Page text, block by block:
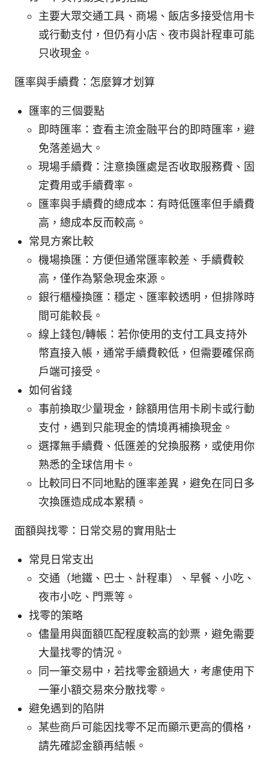
主要大眾交通工具、商場、飯店多接受信用卡
或行動支付，但仍有小店、夜市與計程車可能
只收現金。
匯率與手續費：怎麼算才划算
匯率的三個要點
即時匯率：查看主流金融平台的即時匯率，避
免落差過大。
現場手續費：注意換匯處是否收取服務費、固
定費用或手續費率。
匯率與手續費的總成本：有時低匯率但手續費
高，總成本反而較高。
常見方案比較
機場換匯：方便但通常匯率較差、手續費較
高，僅作為緊急現金來源。
銀行櫃檯換匯：穩定、匯率較透明，但排隊時
間可能較長。
線上錢包/轉帳：若你使用的支付工具支持外
幣直接入帳，通常手續費較低，但需要確保商
戶端可接受。
如何省錢
事前換取少量現金，餘額用信用卡刷卡或行動
支付，遇到只能現金的情境再補換現金。
選擇無手續費、低匯差的兌換服務，或使用你
熟悉的全球信用卡。
比較同日不同地點的匯率差異，避免在同日多
次換匯造成成本累積。
面額與找零：日常交易的實用貼士
常見日常支出
交通（地鐵、巴士、計程車）、早餐、小吃、
夜市小吃、門票等。
找零的策略
儘量用與面額匹配程度較高的鈔票，避免需要
大量找零的情況。
同一筆交易中，若找零金額過大，考慮使用下
一筆小額交易來分散找零。
避免遇到的陷阱
某些商戶可能因找零不足而顯示更高的價格，
請先確認金額再結帳。